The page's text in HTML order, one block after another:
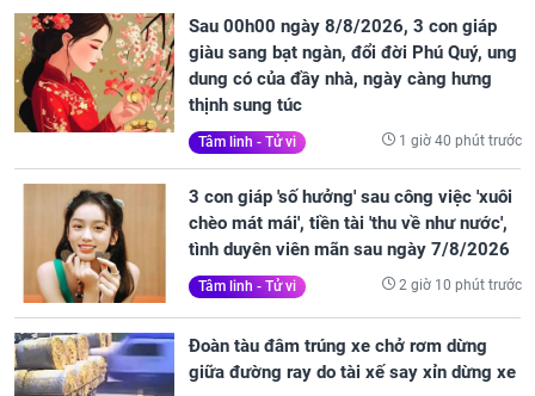
Sau 00h00 ngày 8/8/2026, 3 con giáp
giàu sang bạt ngàn, đổi đời Phú Quý, ung
dung có của đầy nhà, ngày càng hưng
thịnh sung túc
Tâm linh - Tử vi 1 giờ 40 phút trước
3 con giáp 'số hưởng' sau công việc 'xuôi
chèo mát mái', tiền tài 'thu về như nước',
tình duyên viên mãn sau ngày 7/8/2026
Tâm linh - Tử vi 2 giờ 10 phút trước
Đoàn tàu đâm trúng xe chở rơm dừng
giữa đường ray do tài xế say xỉn dừng xe